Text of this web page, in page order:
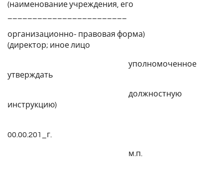
(наименование учреждения, его
организационно- правовая форма)
(директор; иное лицо
уполномоченное
утверждать
должностную
инструкцию)
00.00.201_г.
м.п.